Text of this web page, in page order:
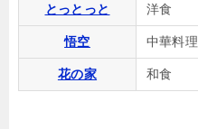
とっとっと 洋食
悟空 中華料理
花の家 和食